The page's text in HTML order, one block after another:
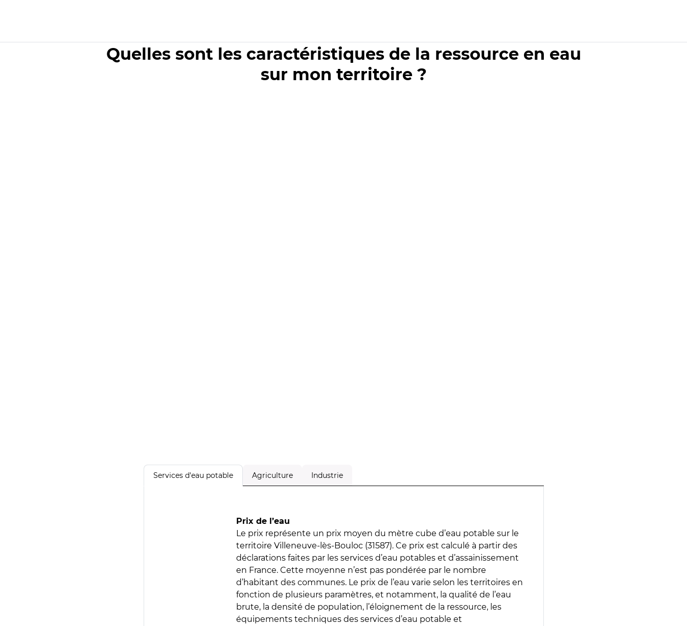
Quelles sont les caractéristiques de la ressource en eau
sur mon territoire ?
Services d'eau potable Agriculture Industrie
Prix de l’eau
Le prix représente un prix moyen du mètre cube d’eau potable sur le
territoire Villeneuve-lès-Bouloc (31587). Ce prix est calculé à partir des
déclarations faites par les services d’eau potables et d’assainissement
en France. Cette moyenne n’est pas pondérée par le nombre
d’habitant des communes. Le prix de l’eau varie selon les territoires en
fonction de plusieurs paramètres, et notamment, la qualité de l’eau
brute, la densité de population, l’éloignement de la ressource, les
équipements techniques des services d’eau potable et